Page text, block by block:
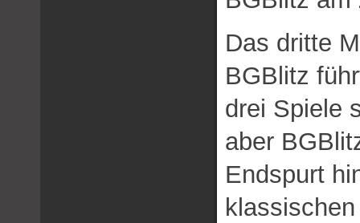
Das dritte
BGBlitz
drei Spiele
aber
Endspurt